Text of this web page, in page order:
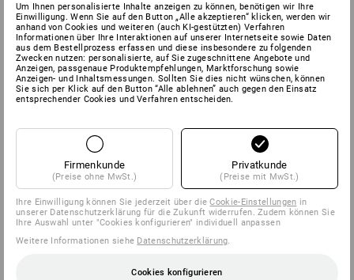
Um Ihnen personalisierte Inhalte anzeigen zu können, benötigen wir Ihre
Einwilligung. Wenn Sie auf den Button „Alle akzeptieren“ klicken, werden wir
anhand von Cookies und weiteren (auch KI-gestützten) Verfahren
Informationen über Ihre Interaktionen auf unserer Internetseite sowie Daten
aus dem Bestellprozess erfassen und diese insbesondere zu folgenden
Zwecken nutzen: personalisierte, auf Sie zugeschnittene Angebote und
Anzeigen, passgenaue Produktempfehlungen, Marktforschung sowie
Anzeigen- und Inhaltsmessungen. Sollten Sie dies nicht wünschen, können
Sie sich per Klick auf den Button “Alle ablehnen” auch gegen den Einsatz
entsprechender Cookies und Verfahren entscheiden.
Firmenkunde
(Preise ohne MwSt.)
Privatkunde
(Preise mit MwSt.)
Ihre Einwilligung können Sie jederzeit über dieCookie-Einstellungen in
unserer Datenschutzerklärung für die Zukunft widerrufen. Zudem können Sie
Ihre Auswahl unter "Cookies konfigurieren" individuell anpassen
Weitere Informationen siehe Datenschutzerklärung
Cookies konfigurieren